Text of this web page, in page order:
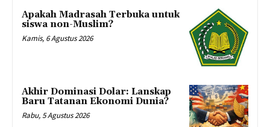
Apakah Madrasah Terbuka untuk
siswa non-Muslim?
Kamis, 6 Agustus 2026
Akhir Dominasi Dolar: Lanskap
Baru Tatanan Ekonomi Dunia?
Rabu, 5 Agustus 2026